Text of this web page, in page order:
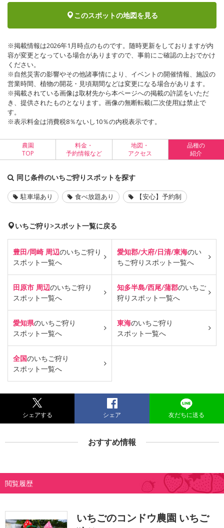
このスポットの地図を見る
※掲載情報は2026年1月時点のものです。随時更新をしておりますが内
容が変更となっている場合がありますので、事前にご確認の上おでかけ
ください。
※自然災害の影響やその他諸事情により、イベントの開催情報、施設の
営業時間、植物の開花・見頃期間などは変更になる場合があります。
※掲載されている画像は取材先から本ページへの掲載の許諾をいただ
き、提供されたものとなります。画像の無断転載(二次使用)は禁止で
す。
※表示料金は消費税8％ないし10％の内税表示です。
農園
TOP
料金・
予約情報など
地図・
アクセス
品種の
紹介
同じ条件のいちご狩りスポットを探す
駐車場あり 食べ放題あり 【安心】予約制
いちご狩り>スポット一覧に戻る
豊田/岡崎 周辺のいちご狩り
スポット一覧へ
愛知郡/大府/日清/東海のい
ちご狩り スポット一覧へ
田原市 周辺のいちご狩り
スポット一覧へ
知多半島/西尾/蒲郡のいちご
狩り スポット一覧へ
愛知県のいちご狩り
スポット一覧へ
東海のいちご狩り
スポット一覧へ
全国のいちご狩り
スポット一覧へ
シェアする シェア 友だちに送る
おすすめ情報
閲覧履歴
いちごのコンドウ農園 いちご